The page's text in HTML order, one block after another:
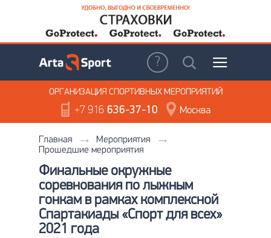
ОРГАНИЗАЦИЯ СПОРТИВНЫХ МЕРОПРИЯТИЙ
+7 916636-37-10 Москва
Главная
Мероприятия
Прошедшие мероприятия
Финальные окружные
соревнования по лыжным
гонкам в рамках комплексной
Спартакиады «Спорт для всех»
2021 года